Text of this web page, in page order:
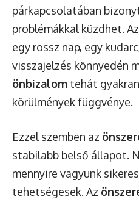
párkapcsolatában
problémákkal küzdhet. Az
egy rossz nap, egy
visszajelzés könnyedén
önbizalom tehát
körülmények függvénye.
Ezzel szemben az
stabilabb belső állapot.
mennyire vagyunk
tehetségesek. Az